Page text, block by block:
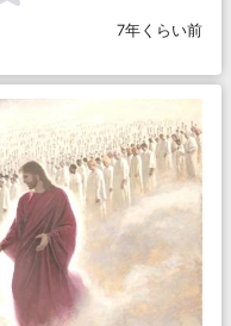
7年くらい前